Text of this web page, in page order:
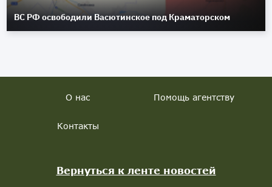
ВС РФ освободили Васютинское под Краматорском
О нас Помощь агентству
Контакты
Вернуться к ленте новостей